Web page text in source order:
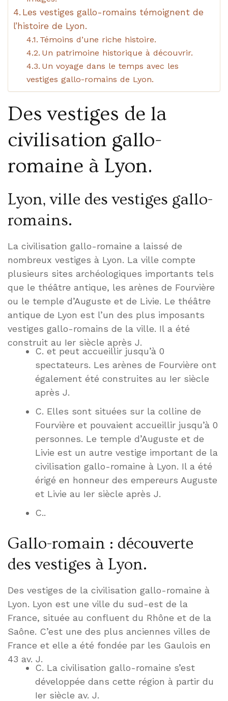
Les vestiges gallo-romains témoignent de
l’histoire de Lyon.
Témoins d’une riche histoire.
Un patrimoine historique à découvrir.
Un voyage dans le temps avec les
vestiges gallo-romains de Lyon.
Des vestiges de la
civilisation gallo-
romaine à Lyon.
Lyon, ville des vestiges gallo-
romains.
La civilisation gallo-romaine a laissé de
nombreux vestiges à Lyon. La ville compte
plusieurs sites archéologiques importants tels
que le théâtre antique, les arènes de Fourvière
ou le temple d’Auguste et de Livie. Le théâtre
antique de Lyon est l’un des plus imposants
vestiges gallo-romains de la ville. Il a été
construit au Ier siècle après J.
C. et peut accueillir jusqu’à 0
spectateurs. Les arènes de Fourvière ont
également été construites au Ier siècle
après J.
C. Elles sont situées sur la colline de
Fourvière et pouvaient accueillir jusqu’à 0
personnes. Le temple d’Auguste et de
Livie est un autre vestige important de la
civilisation gallo-romaine à Lyon. Il a été
érigé en honneur des empereurs Auguste
et Livie au Ier siècle après J.
C..
Gallo-romain : découverte
des vestiges à Lyon.
Des vestiges de la civilisation gallo-romaine à
Lyon. Lyon est une ville du sud-est de la
France, située au confluent du Rhône et de la
Saône. C’est une des plus anciennes villes de
France et elle a été fondée par les Gaulois en
43 av. J.
C. La civilisation gallo-romaine s’est
développée dans cette région à partir du
Ier siècle av. J.